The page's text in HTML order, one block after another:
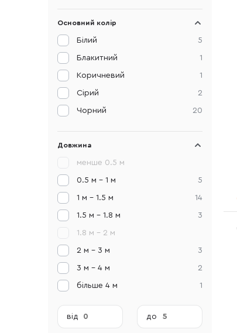
Основний колір
5
Білий
1
Блакитний
1
Коричневий
2
Сірий
20
Чорний
Довжина
менше 0.5 м
5
0.5 м - 1 м
14
1 м - 1.5 м
3
1.5 м - 1.8 м
1.8 м - 2 м
3
2 м - 3 м
2
3 м - 4 м
1
більше 4 м
від до